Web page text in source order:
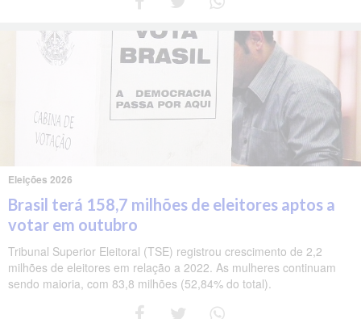
Eleições 2026
Brasil terá 158,7 milhões de eleitores aptos a
votar em outubro
Tribunal Superior Eleitoral (TSE) registrou crescimento de 2,2
milhões de eleitores em relação a 2022. As mulheres continuam
sendo maioria, com 83,8 milhões (52,84% do total).